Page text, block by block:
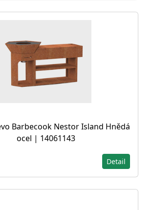
Barbecook Nestor Island Hnědá
ocel | 14061143
Detail